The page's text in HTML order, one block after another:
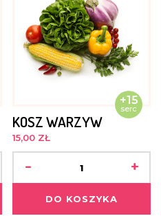
+15
serc
KOSZ WARZYW
15,00 ZŁ
- +
DO KOSZYKA